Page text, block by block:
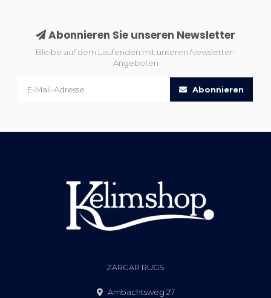
Abonnieren Sie unseren Newsletter
Bleibe auf dem Laufenden mit unseren Newsletter-
Angeboten
Abonnieren
ZARGAR RUGS
Ambachtsweg 27